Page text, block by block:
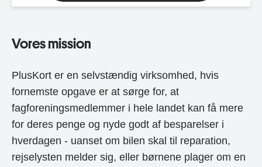
Vores mission
PlusKort er en selvstændig virksomhed, hvis
fornemste opgave er at sørge for, at
fagforeningsmedlemmer i hele landet kan få mere
for deres penge og nyde godt af besparelser i
hverdagen - uanset om bilen skal til reparation,
rejselysten melder sig, eller børnene plager om en